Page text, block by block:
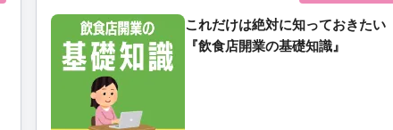
これだけは絶対に知っておきたい
『飲食店開業の基礎知識』